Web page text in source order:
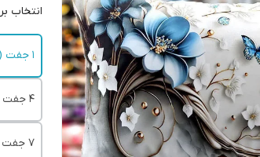
انتخاب
1 جفت (2 عدد)
4 جفت (8 عدد)
7 جفت (14 عدد)